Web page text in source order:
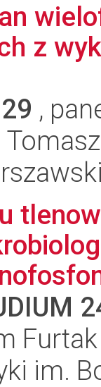
z
,
Furtak
im.